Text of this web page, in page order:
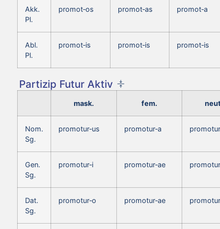
Akk.
Pl.
promot‑os promot‑as promot‑a
Abl.
Pl.
promot‑is promot‑is promot‑is
Partizip Futur Aktiv
mask. fem.
Nom.
Sg.
promotur‑us promotur‑a
Gen.
Sg.
promotur‑i promotur‑ae
Dat.
Sg.
promotur‑o promotur‑ae